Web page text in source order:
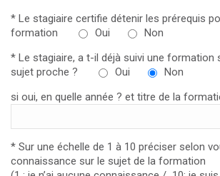
* Le stagiaire certifie détenir les prérequis
formation
Oui
Non
* Le stagiaire, a t-il déjà suivi une formation
sujet proche ?
Oui
Non
si oui, en quelle année ? et titre de la
* Sur une échelle de 1 à 10 préciser selon
connaissance sur le sujet de la formation